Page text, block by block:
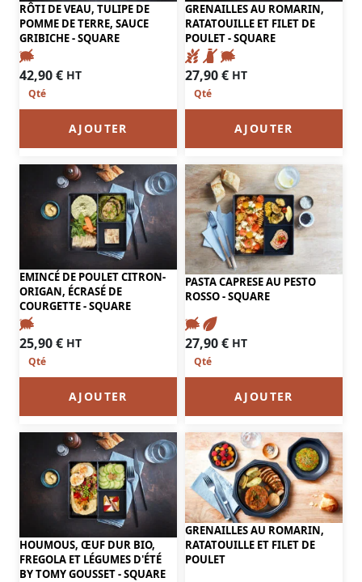
RÔTI DE VEAU, TULIPE DE
POMME DE TERRE, SAUCE
GRIBICHE - SQUARE
42,90€ HT
AJOUTER
GRENAILLES AU ROMARIN,
RATATOUILLE ET FILET DE
POULET - SQUARE
27,90€ HT
AJOUTER
EMINCÉ DE POULET CITRON-
ORIGAN, ÉCRASÉ DE
COURGETTE - SQUARE
25,90€ HT
AJOUTER
PASTA CAPRESE AU PESTO
ROSSO - SQUARE
27,90€ HT
AJOUTER
HOUMOUS, ŒUF DUR BIO,
FREGOLA ET LÉGUMES D'ÉTÉ
BY TOMY GOUSSET - SQUARE
GRENAILLES AU ROMARIN,
RATATOUILLE ET FILET DE
POULET